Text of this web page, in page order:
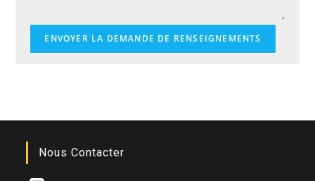
ENVOYER LA DEMANDE DE RENSEIGNEMENTS
Nous Contacter